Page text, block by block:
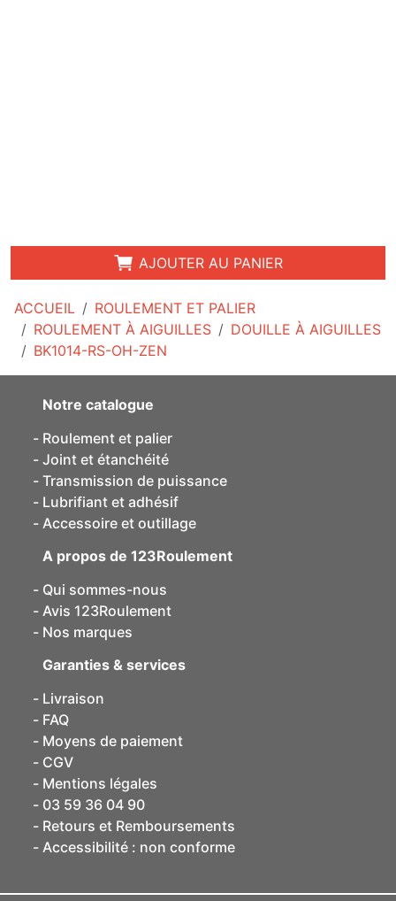
ACCUEIL
ROULEMENT ET PALIER
ROULEMENT À AIGUILLES
DOUILLE À AIGUILLES
BK1014-RS-OH-ZEN
AJOUTER AU PANIER
Notre catalogue
Roulement et palier
Joint et étanchéité
Transmission de puissance
Lubrifiant et adhésif
Accessoire et outillage
A propos de 123Roulement
Qui sommes-nous
Avis 123Roulement
Nos marques
Garanties & services
Livraison
FAQ
Moyens de paiement
CGV
Mentions légales
03 59 36 04 90
Retours et Remboursements
Accessibilité : non conforme